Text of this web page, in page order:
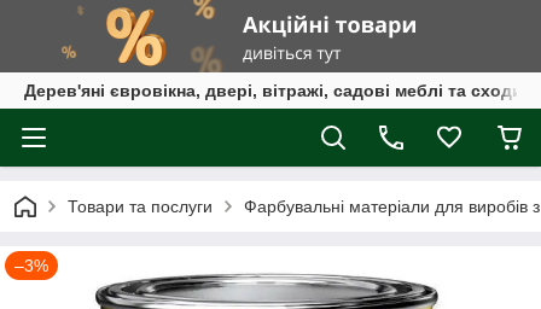
Дерев'яні євровікна, двері, вітражі, садові меблі та сходи
Товари та послуги Фарбувальні матеріали для виробів
–3%